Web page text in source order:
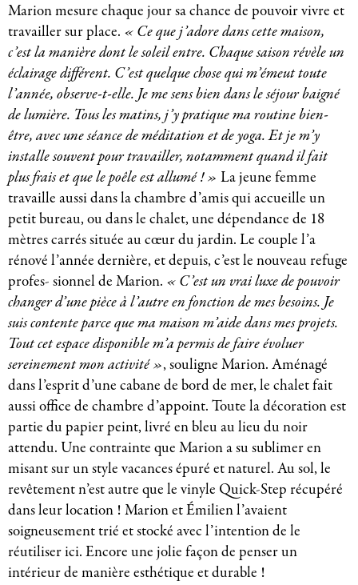
Marion mesure chaque jour sa chance de pouvoir vivre et
travailler sur place. « Ce que j’adore dans cette maison,
c’est la manière dont le soleil entre. Chaque saison révèle un
éclairage différent. C’est quelque chose qui m’émeut toute
l’année, observe-t-elle. Je me sens bien dans le séjour baigné
de lumière. Tous les matins, j’y pratique ma routine bien-
être, avec une séance de méditation et de yoga. Et je m’y
installe souvent pour travailler, notamment quand il fait
plus frais et que le poêle est allumé ! » La jeune femme
travaille aussi dans la chambre d’amis qui accueille un
petit bureau, ou dans le chalet, une dépendance de 18
mètres carrés située au cœur du jardin. Le couple l’a
rénové l’année dernière, et depuis, c’est le nouveau refuge
profes- sionnel de Marion. « C’est un vrai luxe de pouvoir
changer d’une pièce à l’autre en fonction de mes besoins. Je
suis contente parce que ma maison m’aide dans mes projets.
Tout cet espace disponible m’a permis de faire évoluer
sereinement mon activité », souligne Marion. Aménagé
dans l’esprit d’une cabane de bord de mer, le chalet fait
aussi office de chambre d’appoint. Toute la décoration est
partie du papier peint, livré en bleu au lieu du noir
attendu. Une contrainte que Marion a su sublimer en
misant sur un style vacances épuré et naturel. Au sol, le
revêtement n’est autre que le vinyle Quick-Step récupéré
dans leur location ! Marion et Émilien l’avaient
soigneusement trié et stocké avec l’intention de le
réutiliser ici. Encore une jolie façon de penser un
intérieur de manière esthétique et durable !